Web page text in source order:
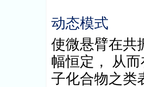
动态模式
使微悬臂在共
幅恒定，
从
子化合物之类